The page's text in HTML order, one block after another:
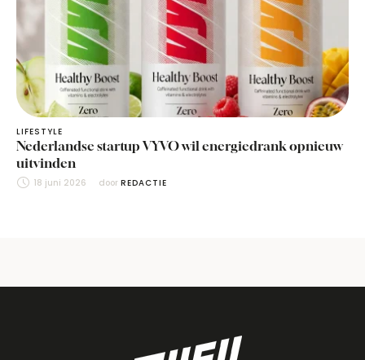
LIFESTYLE
Nederlandse startup VYVO wil energiedrank opnieuw
uitvinden
18 juni 2026 door REDACTIE